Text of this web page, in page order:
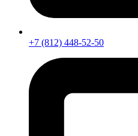
+7 (812) 448-52-50